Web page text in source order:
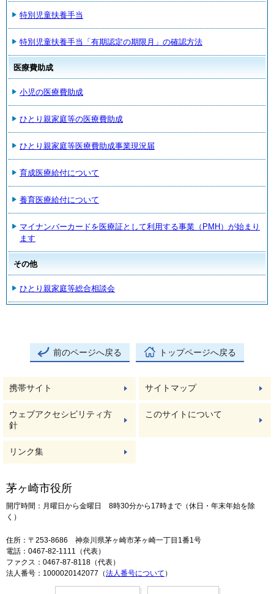
特別児童扶養手当
特別児童扶養手当「有期認定の期限月」の確認方法
医療費助成
小児の医療費助成
ひとり親家庭等の医療費助成
ひとり親家庭等医療費助成事業現況届
育成医療給付について
養育医療給付について
マイナンバーカードを医療証として利用する事業（PMH）が始まり
ます
その他
ひとり親家庭等総合相談会
前のページへ戻る トップページへ戻る
携帯サイト サイトマップ
ウェブアクセシビリティ方
針
このサイトについて
リンク集
茅ヶ崎市役所
開庁時間：月曜日から金曜日 8時30分から17時まで（休日・年末年始を除
く）
住所：〒253-8686 神奈川県茅ヶ崎市茅ヶ崎一丁目1番1号
電話：0467-82-1111（代表）
ファクス：0467-87-8118（代表）
法人番号：1000020142077（法人番号について ）